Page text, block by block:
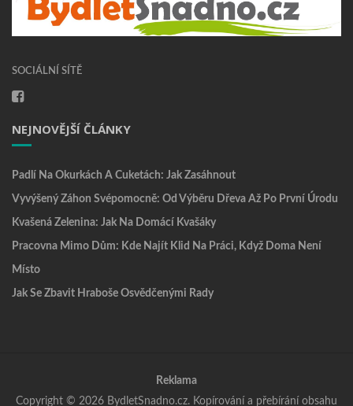
SOCIÁLNÍ SÍTĚ
NEJNOVĚJŠÍ ČLÁNKY
Padlí Na Okurkách A Cuketách: Jak Zasáhnout
Vyvýšený Záhon Svépomocně: Od Výběru Dřeva Až Po První Úrodu
Kvašená Zelenina: Jak Na Domácí Kvašáky
Pracovna Mimo Dům: Kde Najít Klid Na Práci, Když Doma Není
Místo
Jak Se Zbavit Hraboše Osvědčenými Rady
Reklama
Copyright © 2026 BydletSnadno.cz. Kopírování a přebírání obsahu